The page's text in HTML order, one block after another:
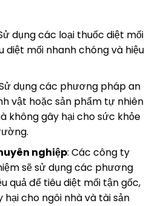
dụng các loại thuốc diệt mối
diệt mối nhanh chóng và hiệu
dụng các phương pháp an
vật hoặc sản phẩm tự nhiên
không gây hại cho sức khỏe
nghiệp: Các công ty
sẽ sử dụng các phương
quả để tiêu diệt mối tận gốc,
cho ngôi nhà và tài sản